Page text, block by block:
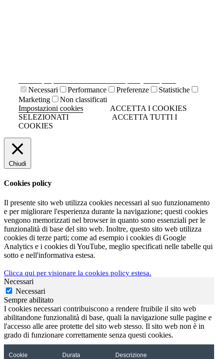
Necessari
Performance Preferenze
Statistiche
Marketing
Non classificati
Impostazioni cookies
ACCETTA I COOKIES
SELEZIONATI
ACCETTA TUTTI I
COOKIES
Chiudi
Cookies policy
Il presente sito web utilizza cookies necessari al suo funzionamento
e per migliorare l'esperienza durante la navigazione; questi cookies
vengono memorizzati nel browser in quanto sono essenziali per le
funzionalità di base del sito web. Inoltre, questo sito web utilizza
cookies di terze parti; come ad esempio i cookies di Google
Analytics e i cookies di YouTube, meglio specificati nelle tabelle qui
sotto e nell'informativa estesa.
Clicca qui per visionare la cookies policy estesa.
Necessari
Necessari
Sempre abilitato
I cookies necessari contribuiscono a rendere fruibile il sito web
abilitandone funzionalità di base, quali la navigazione sulle pagine e
l'accesso alle aree protette del sito web stesso. Il sito web non è in
grado di funzionare correttamente senza questi cookies.
Cookie Durata Descrizione